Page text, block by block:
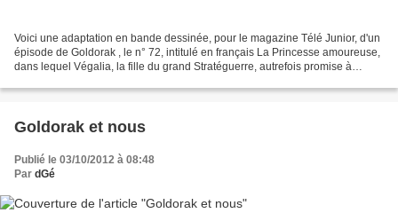
Voici une adaptation en bande dessinée, pour le magazine Télé Junior, d'un
épisode de Goldorak , le n° 72, intitulé en français La Princesse amoureuse,
dans lequel Végalia, la fille du grand Stratéguerre, autrefois promise à
Goldorak et nous
Publié le 03/10/2012 à 08:48
Par dGé